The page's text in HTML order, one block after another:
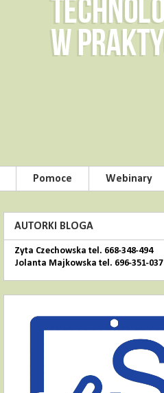
Pomoce Webinary
AUTORKI BLOGA
Zyta Czechowska tel. 668-348-494
Jolanta Majkowska tel. 696-351-037